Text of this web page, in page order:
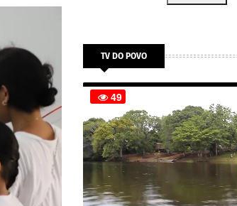
TV DO POVO